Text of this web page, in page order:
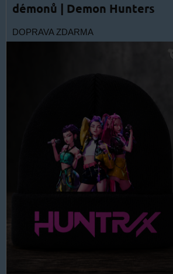
démonů | Demon Hunters
DOPRAVA ZDARMA